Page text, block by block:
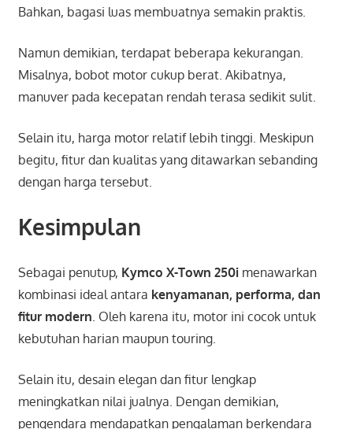
Bahkan, bagasi luas membuatnya semakin praktis.
Namun demikian, terdapat beberapa kekurangan.
Misalnya, bobot motor cukup berat. Akibatnya,
manuver pada kecepatan rendah terasa sedikit sulit.
Selain itu, harga motor relatif lebih tinggi. Meskipun
begitu, fitur dan kualitas yang ditawarkan sebanding
dengan harga tersebut.
Kesimpulan
Sebagai penutup, Kymco X-Town 250imenawarkan
kombinasi ideal antara kenyamanan, performa, dan
fitur modern. Oleh karena itu, motor ini cocok untuk
kebutuhan harian maupun touring.
Selain itu, desain elegan dan fitur lengkap
meningkatkan nilai jualnya. Dengan demikian,
pengendara mendapatkan pengalaman berkendara